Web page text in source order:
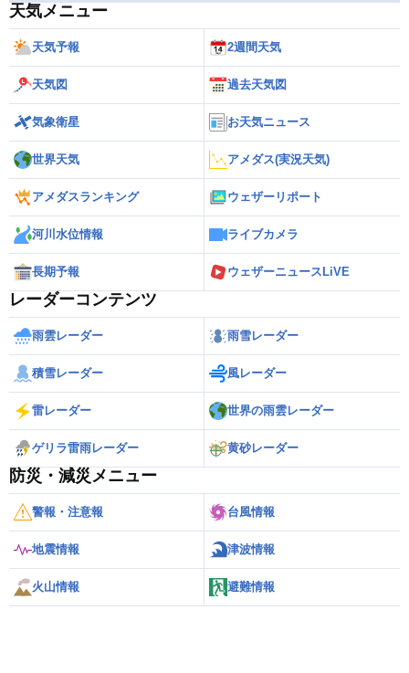
天気メニュー
天気予報 2週間天気
天気図 過去天気図
気象衛星 お天気ニュース
世界天気 アメダス(実況天気)
アメダスランキング ウェザーリポート
河川水位情報 ライブカメラ
長期予報 ウェザーニュースLiVE
レーダーコンテンツ
雨雲レーダー 雨雪レーダー
積雪レーダー 風レーダー
雷レーダー 世界の雨雲レーダー
ゲリラ雷雨レーダー 黄砂レーダー
防災・減災メニュー
警報・注意報 台風情報
地震情報 津波情報
火山情報 避難情報